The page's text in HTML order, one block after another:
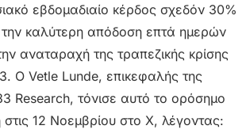
εβδομαδιαίο κέρδος σχεδόν 30%
την καλύτερη απόδοση επτά ημερών
αναταραχή της τραπεζικής κρίσης
Ο Vetle Lunde, επικεφαλής της
Research, τόνισε αυτό το ορόσημο
12 Νοεμβρίου στο X, λέγοντας: